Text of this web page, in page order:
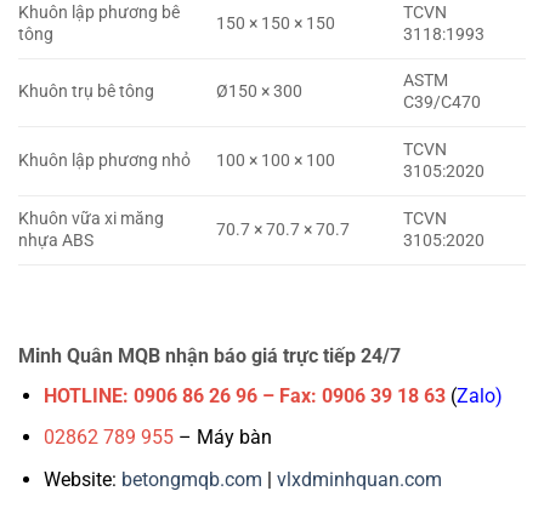
Khuôn lập phương bê
tông
150 × 150 × 150
TCVN
3118:1993
Khuôn trụ bê tông Ø150 × 300
ASTM
C39/C470
Khuôn lập phương nhỏ 100 × 100 × 100
TCVN
3105:2020
Khuôn vữa xi măng
nhựa ABS
70.7 × 70.7 × 70.7
TCVN
3105:2020
Minh Quân MQB nhận báo giá trực tiếp 24/7
HOTLINE: 0906 86 26 96 – Fax: 0906 39 18 63(Zalo)
02862 789 955– Máy bàn
Website: betongmqb.com | vlxdminhquan.com